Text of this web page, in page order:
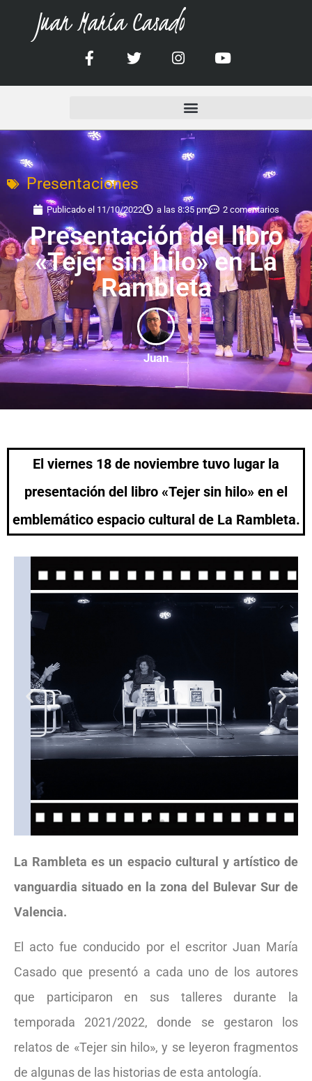
Juan María Casado
Presentaciones
Publicado el 11/10/2022 a las 8:35 pm 2 comentarios
Presentación del libro
«Tejer sin hilo» en La
Rambleta
Juan
El viernes 18 de noviembre tuvo lugar la
presentación del libro «Tejer sin hilo» en el
emblemático espacio cultural de La Rambleta.
La Rambleta es un espacio cultural y artístico de
vanguardia situado en la zona del Bulevar Sur de
Valencia.
El acto fue conducido por el escritor Juan María
Casado que presentó a cada uno de los autores
que participaron en sus talleres durante la
temporada 2021/2022, donde se gestaron los
relatos de «Tejer sin hilo», y se leyeron fragmentos
de algunas de las historias de esta antología.